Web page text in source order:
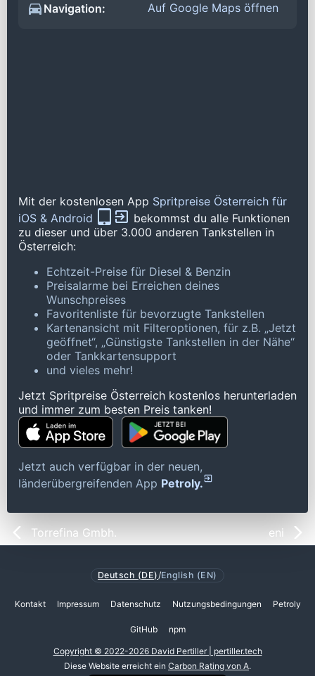
Navigation:
Auf Google Maps öffnen
Mit der kostenlosen App Spritpreise Österreich für
iOS & Android
bekommst du alle Funktionen
zu dieser und über 3.000 anderen Tankstellen in
Österreich:
Echtzeit-Preise für Diesel & Benzin
Preisalarme bei Erreichen deines
Wunschpreises
Favoritenliste für bevorzugte Tankstellen
Kartenansicht mit Filteroptionen, für z.B. „Jetzt
geöffnet“, „Günstigste Tankstellen in der Nähe“
oder Tankkartensupport
und vieles mehr!
Jetzt Spritpreise Österreich kostenlos herunterladen
und immer zum besten Preis tanken!
Jetzt auch verfügbar in der neuen,
länderübergreifenden App Petroly.
Torrefina Gmbh. eni
Deutsch (DE)/English (EN)
Kontakt Impressum Datenschutz Nutzungsbedingungen Petroly
GitHub npm
Copyright © 2022-2026 David Pertiller | pertiller.tech
Diese Website erreicht ein Carbon Rating von A.